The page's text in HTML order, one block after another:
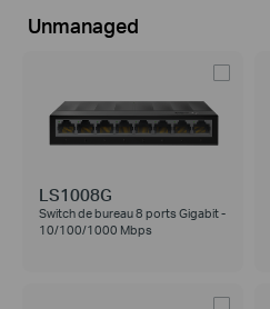
Unmanaged
LS1008G
Switch de bureau 8 ports Gigabit -
10/100/1000 Mbps